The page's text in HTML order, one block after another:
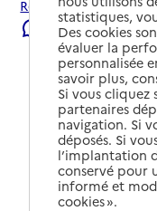
Rechercher les
Signaler une
statistiques,
Des cookies
évaluer la
personnalisée
savoir plus,
Si vous cliquez
partenaires
navigation. Si
déposés. Si
l’implantation
conservé pour
informé et
cookies ».